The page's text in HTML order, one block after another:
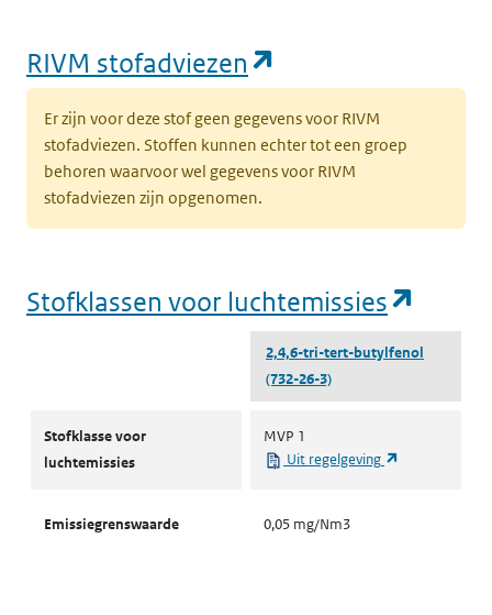
RIVM stofadviezen
Er zijn voor deze stof geen gegevens voor RIVM
stofadviezen. Stoffen kunnen echter tot een groep
behoren waarvoor wel gegevens voor RIVM
stofadviezen zijn opgenomen.
Stofklassen voor luchtemissies
2,4,6-tri-tert-butylfenol
(732-26-3)
Stofklasse voor
luchtemissies
MVP 1
Uit regelgeving
Emissiegrenswaarde 0,05 mg/Nm3